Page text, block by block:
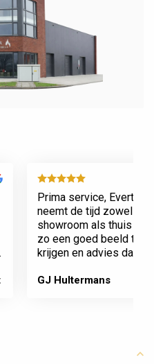
Prima service, Evert
neemt de tijd zowel in
showroom als thuis om
zo een goed beeld te
krijgen en advies daarop
nieuwe kachel. Komt
GJ Hultermans